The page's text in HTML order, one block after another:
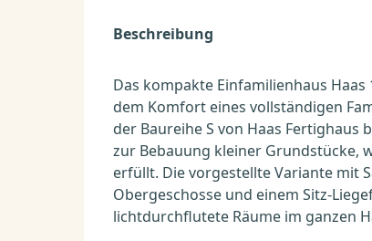
Beschreibung
Das kompakte Einfamilienhaus
dem Komfort eines vollständigen
der Baureihe S von Haas
zur Bebauung kleiner Grundstücke,
erfüllt. Die vorgestellte Variante mit
Obergeschosse und einem Sitz-
lichtdurchflutete Räume im ganzen